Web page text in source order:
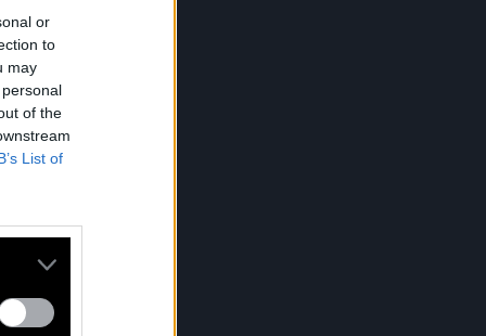
or
to
may
of the
List of